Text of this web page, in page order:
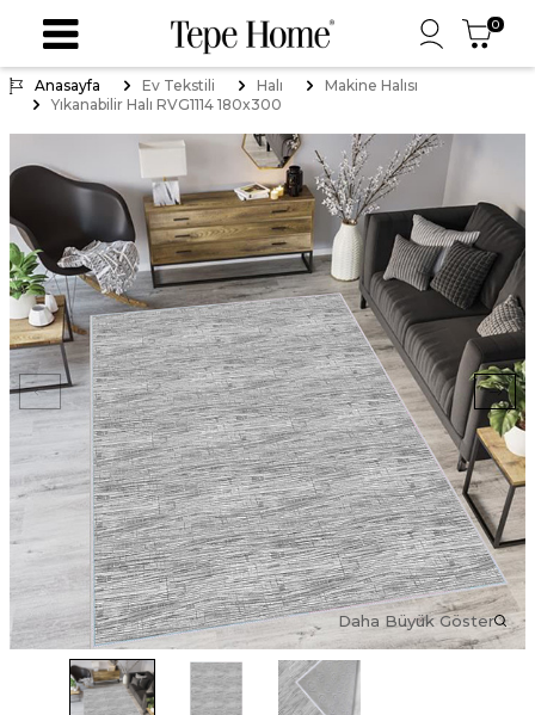
0
Anasayfa Ev Tekstili Halı
Makine Halısı
Yıkanabilir Halı RVG1114 180x300
Daha Büyük Göster